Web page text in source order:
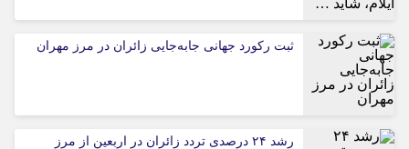
ثبت رکورد جهانی جابه‌جایی زائران در مرز مهران
رشد ۲۴ درصدی تردد زائران در اربعین از مرز